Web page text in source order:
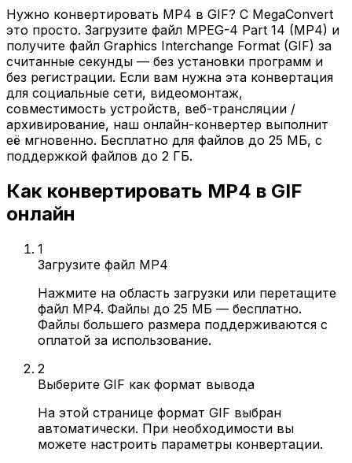
Нужно конвертировать MP4 в GIF? С MegaConvert
это просто. Загрузите файл MPEG-4 Part 14 (MP4) и
получите файл Graphics Interchange Format (GIF) за
считанные секунды — без установки программ и
без регистрации. Если вам нужна эта конвертация
для социальные сети, видеомонтаж,
совместимость устройств, веб-трансляции /
архивирование, наш онлайн-конвертер выполнит
её мгновенно. Бесплатно для файлов до 25 МБ, с
поддержкой файлов до 2 ГБ.
Как конвертировать MP4 в GIF
онлайн
1
Загрузите файл MP4
Нажмите на область загрузки или перетащите
файл MP4. Файлы до 25 МБ — бесплатно.
Файлы большего размера поддерживаются с
оплатой за использование.
2
Выберите GIF как формат вывода
На этой странице формат GIF выбран
автоматически. При необходимости вы
можете настроить параметры конвертации.